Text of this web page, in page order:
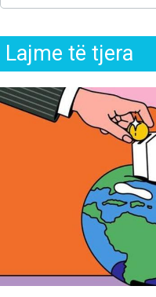
Lajme të tjera